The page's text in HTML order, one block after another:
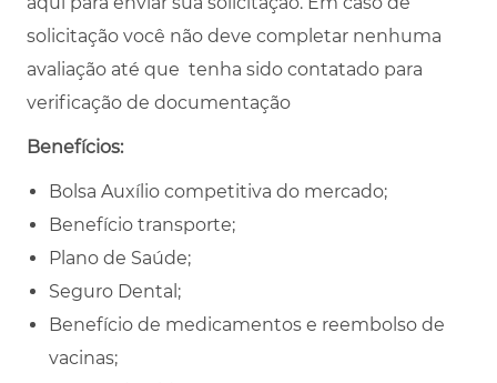
solicitação você não deve completar nenhuma
avaliação até que tenha sido contatado para
verificação de documentação
Benefícios:
Bolsa Auxílio competitiva do mercado;
Benefício transporte;
Plano de Saúde;
Seguro Dental;
Benefício de medicamentos e reembolso de
vacinas;